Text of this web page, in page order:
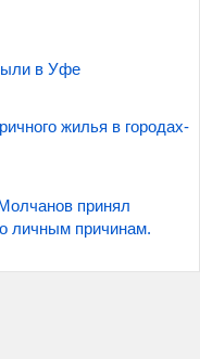
в Уфе
жилья в городах-
принял
личным причинам.